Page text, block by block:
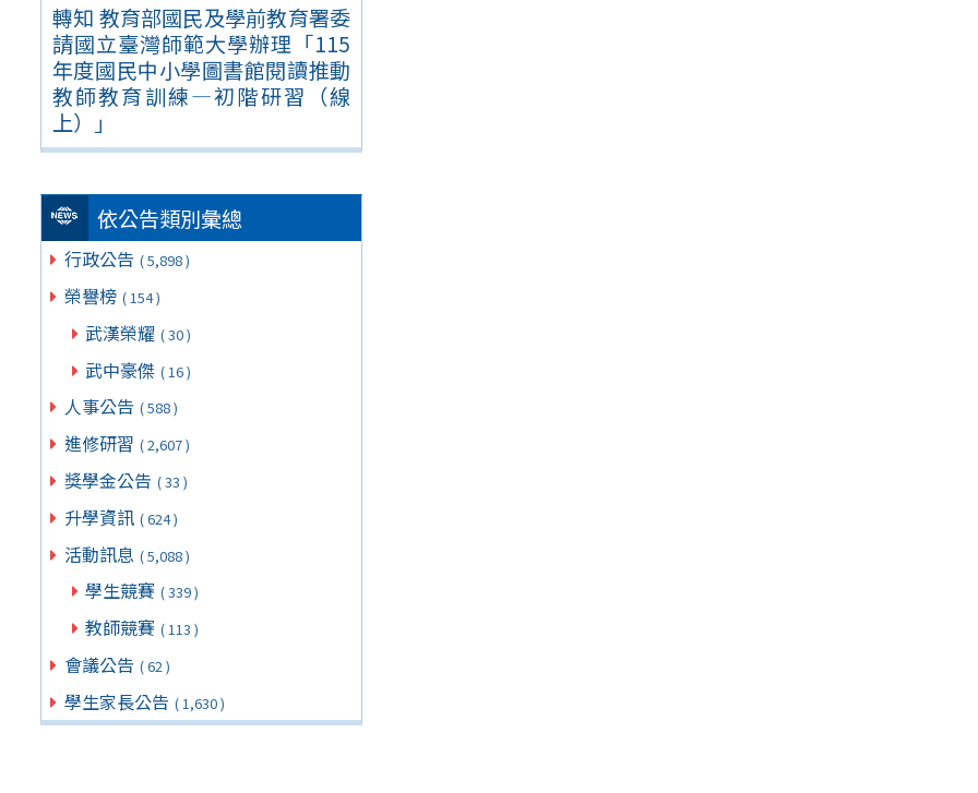
轉知 教育部國民及學前教育署委
請國立臺灣師範大學辦理「115
年度國民中小學圖書館閱讀推動
教師教育訓練—初階研習（線
上）」
依公告類別彙總
行政公告 ( 5,898 )
榮譽榜 ( 154 )
武漢榮耀 ( 30 )
武中豪傑 ( 16 )
人事公告 ( 588 )
進修研習 ( 2,607 )
獎學金公告 ( 33 )
升學資訊 ( 624 )
活動訊息 ( 5,088 )
學生競賽 ( 339 )
教師競賽 ( 113 )
會議公告 ( 62 )
學生家長公告 ( 1,630 )